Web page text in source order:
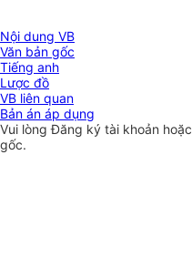
Nội dung VB
Văn bản gốc
Tiếng anh
Lược đồ
VB liên quan
Bản án áp dụng
Vui lòngĐăng ký tài khoản hoặc
gốc.